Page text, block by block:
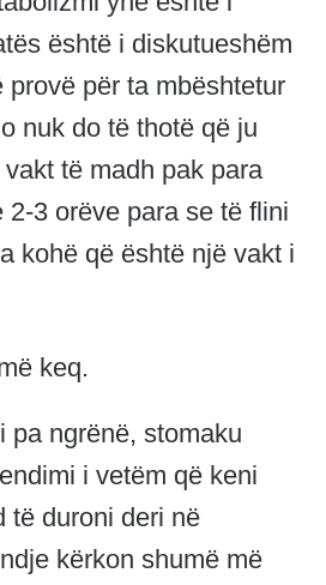
është i diskutueshëm
provë për ta mbështetur
nuk do të thotë që ju
të madh pak para
2-3 orëve para se të flini
kohë që është një vakt i
keq.
pa ngrënë, stomaku
i vetëm që keni
të duroni deri në
kërkon shumë më